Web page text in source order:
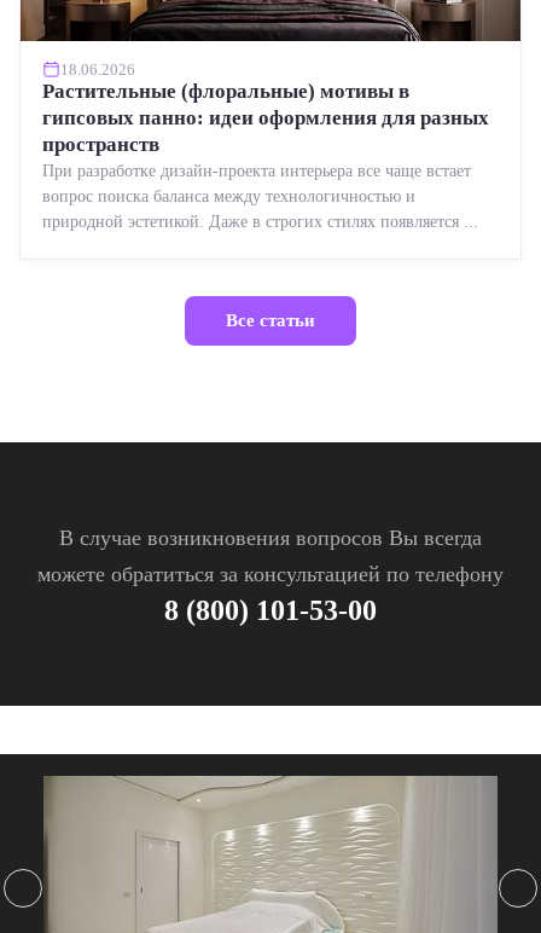
18.06.2026
Растительные (флоральные) мотивы в
гипсовых панно: идеи оформления для разных
пространств
При разработке дизайн-проекта интерьера все чаще встает
вопрос поиска баланса между технологичностью и
природной эстетикой. Даже в строгих стилях появляется ...
Все статьи
В случае возникновения вопросов Вы всегда
можете обратиться за консультацией по телефону
8 (800) 101-53-00